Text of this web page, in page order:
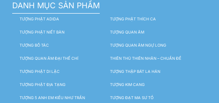
DANH MỤC SẢN PHẨM
TƯỢNG PHẬT ADIDA TƯỢNG PHẬT THÍCH CA
TƯỢNG PHẬT NIẾT BÀN TƯỢNG QUAN ÂM
TƯỢNG BỒ TÁC TƯỢNG QUAN ÂM NGỰ LONG
TƯỢNG QUAN ÂM ĐẠI THẾ CHÍ THIÊN THỦ THIÊN NHÃN – CHUẨN ĐỀ
TƯỢNG PHẬT DI LẶC TƯỢNG THẬP BÁT LA HÁN
TƯỢNG PHẬT ĐỊA TẠNG TƯỢNG KIM CANG
TƯỢNG 5 ANH EM KIỀU NHƯ TRẦN TƯỢNG ĐẠT MA SƯ TỔ